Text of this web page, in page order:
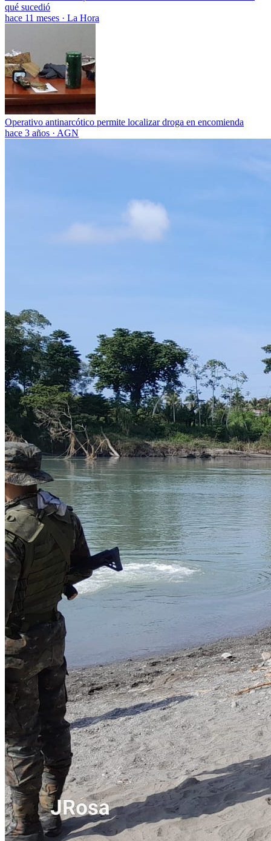
qué sucedió
hace 11 meses · La Hora
Operativo antinarcótico permite localizar droga en encomienda
hace 3 años · AGN